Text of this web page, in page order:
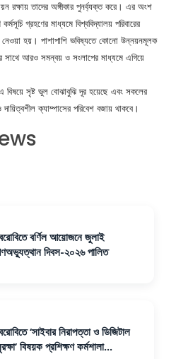
রক্ষায় তাদের অঙ্গীকার পুনর্ব্যক্ত করে। এর অংশ
গ্রহণের মাধ্যমে বিশ্ববিদ্যালয় পরিবারের
হয়। পাশাপাশি ভবিষ্যতে কোনো উন্নয়নমূলক
সাথে আরও সমন্বয় ও সংলাপের মাধ্যমে এগিয়ে
বিষয়ে সৃষ্ট ভুল বোঝাবুঝি দূর হয়েছে এবং সকলের
ক্যাম্পাসের পরিবেশ বজায় থাকবে।
বর্ণিল আয়োজনে জুলাই
দিবস-২০২৬ পালিত
‘সাইবার নিরাপত্তা ও ডিজিটাল
বিষয়ক প্রশিক্ষণ কর্মশালা...